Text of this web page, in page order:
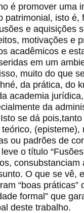
é promover uma
patrimonial, isto
e aquisições
motivações e
acadêmicos e
em um
muito do que
da prática, do
academia
da
se dá
(episteme),
ou padrões de
o título
O que se vê,
“boas práticas”
formal” que
deste trabalho.